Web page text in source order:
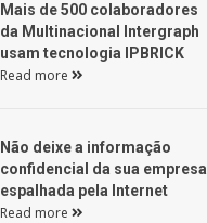
Mais de 500 colaboradores
da Multinacional Intergraph
usam tecnologia IPBRICK
Read more
Não deixe a informação
confidencial da sua empresa
espalhada pela Internet
Read more